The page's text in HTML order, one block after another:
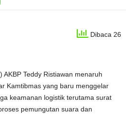
Dibaca 26
AKBP Teddy Ristiawan menaruh
Kamtibmas yang baru menggelar
keamanan logistik terutama surat
pemungutan suara dan